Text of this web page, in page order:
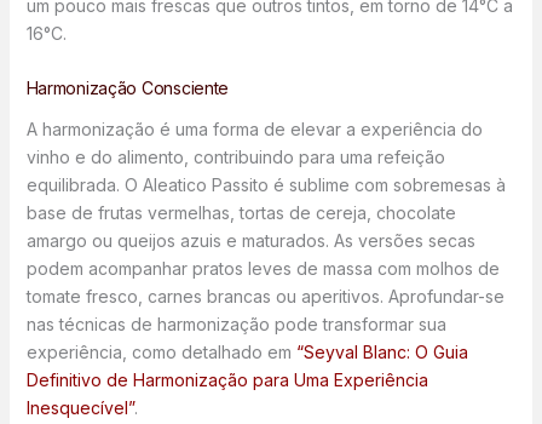
um pouco mais frescas que outros tintos, em torno de 14°C a
16°C.
Harmonização Consciente
A harmonização é uma forma de elevar a experiência do
vinho e do alimento, contribuindo para uma refeição
equilibrada. O Aleatico Passito é sublime com sobremesas à
base de frutas vermelhas, tortas de cereja, chocolate
amargo ou queijos azuis e maturados. As versões secas
podem acompanhar pratos leves de massa com molhos de
tomate fresco, carnes brancas ou aperitivos. Aprofundar-se
nas técnicas de harmonização pode transformar sua
experiência, como detalhado em “Seyval Blanc: O Guia
Definitivo de Harmonização para Uma Experiência
Inesquecível”.